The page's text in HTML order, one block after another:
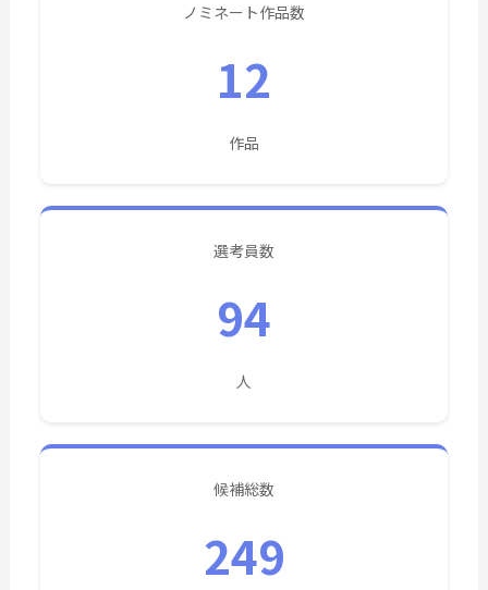
ノミネート作品数
12
作品
選考員数
94
人
候補総数
249